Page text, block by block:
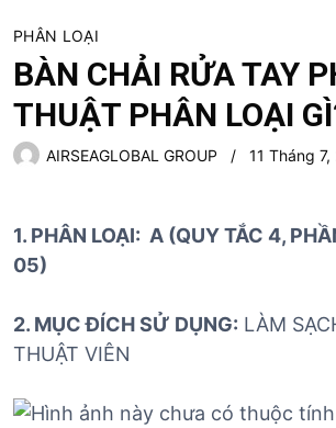
PHÂN LOẠI
BÀN CHẢI RỬA TAY
THUẬT PHÂN LOẠI
AIRSEAGLOBAL GROUP 11 Tháng 7,
1. PHÂN LOẠI: A (QUY TẮC 4,
05)
2. MỤC ĐÍCH SỬ DỤNG: LÀM
THUẬT VIÊN